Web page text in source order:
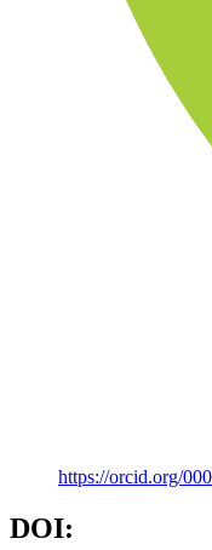
https://orcid.org/
DOI: